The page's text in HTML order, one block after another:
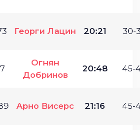
Георги Лацин 20:21 30-
Огнян
Добринов
20:48 45-
Арно Висерс 21:16 45-